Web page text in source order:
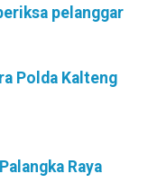
pelanggar
Polda Kalteng
Raya